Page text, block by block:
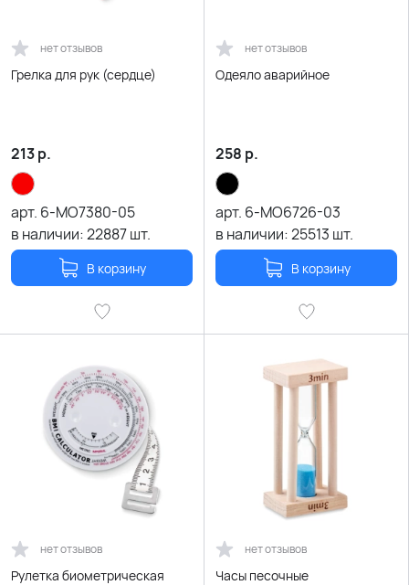
нет отзывов
Грелка для рук (сердце)
213р.
арт. 6-MO7380-05
в наличии:22887шт.
В корзину
нет отзывов
Одеяло аварийное
258 р.
арт. 6-MO6726-03
в наличии:25513 шт.
В корзину
нет отзывов
Рулетка биометрическая
нет отзывов
Часы песочные